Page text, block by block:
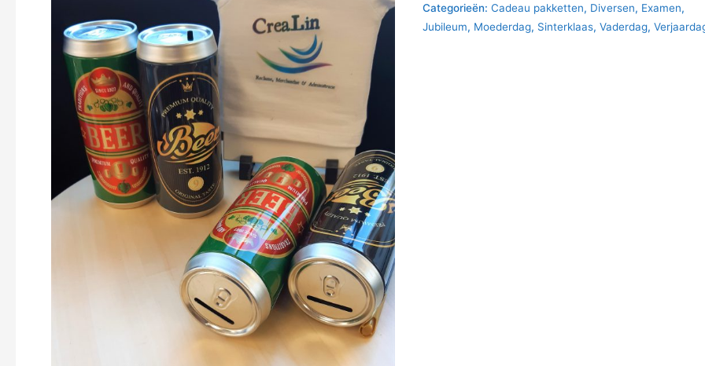
Categorieën:Cadeau pakketten, Diversen, Examen,
Jubileum, Moederdag, Sinterklaas,Vaderdag,